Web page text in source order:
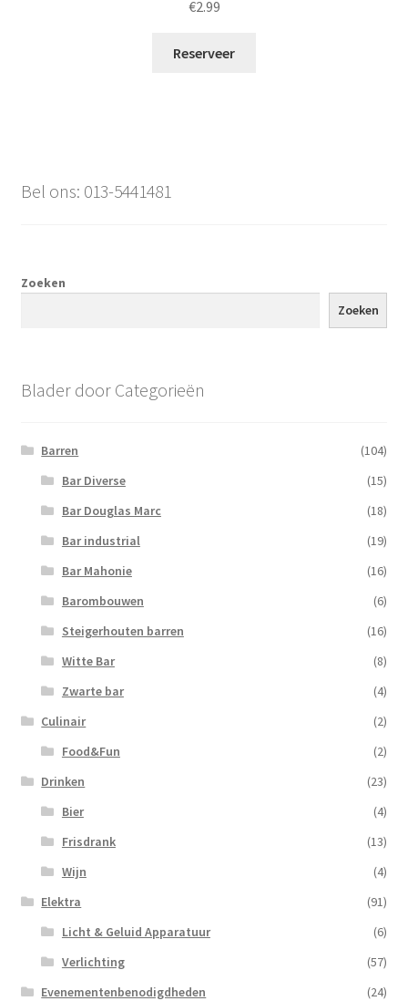
€2.99
Reserveer
Bel ons: 013-5441481
Zoeken
Zoeken
Blader door Categorieën
Barren
(104)
Bar Diverse
(15)
Bar Douglas Marc
(18)
Bar industrial
(19)
Bar Mahonie
(16)
Barombouwen
(6)
Steigerhouten barren
(16)
Witte Bar
(8)
Zwarte bar
(4)
Culinair
(2)
Food&Fun
(2)
Drinken
(23)
Bier
(4)
Frisdrank
(13)
Wijn
(4)
Elektra
(91)
Licht & Geluid Apparatuur
(6)
Verlichting
(57)
Evenementenbenodigdheden
(24)